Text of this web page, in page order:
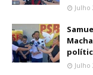
Julho
Julho